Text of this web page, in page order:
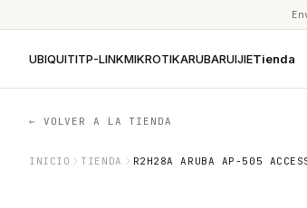
UBIQUITITP-LINKMIKROTIKARUBARUIJIETienda
← VOLVER A LA TIENDA
INICIO TIENDA R2H28A ARUBA AP-505